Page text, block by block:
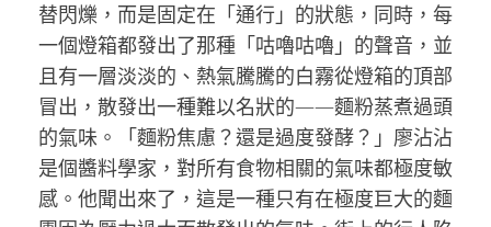
替閃爍，而是固定在「通行」的狀態，同時，每
一個燈箱都發出了那種「咕嚕咕嚕」的聲音，並
且有一層淡淡的、熱氣騰騰的白霧從燈箱的頂部
冒出，散發出一種難以名狀的——麵粉蒸煮過頭
的氣味。「麵粉焦慮？還是過度發酵？」廖沾沾
是個醬料學家，對所有食物相關的氣味都極度敏
感。他聞出來了，這是一種只有在極度巨大的麵